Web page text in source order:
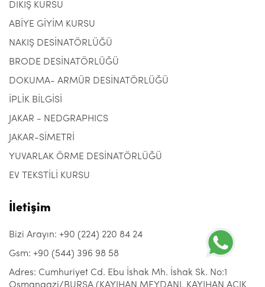
DİKİŞ KURSU
ABİYE GİYİM KURSU
NAKIŞ DESİNATÖRLÜĞÜ
BRODE DESİNATÖRLÜĞÜ
DOKUMA- ARMÜR DESİNATÖRLÜĞÜ
İPLİK BİLGİSİ
JAKAR - NEDGRAPHICS
JAKAR-SİMETRİ
YUVARLAK ÖRME DESİNATÖRLÜĞÜ
EV TEKSTİLİ KURSU
İletişim
Bizi Arayın: +90 (224) 220 84 24
Gsm: +90 (544) 396 98 58
Adres: Cumhuriyet Cd. Ebu İshak Mh. İshak Sk. No:1
Osmangazi/BURSA (KAYIHAN MEYDANI, KAYIHAN AÇIK